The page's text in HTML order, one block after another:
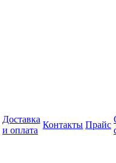
Доставка
и оплата
Контакты Прайс